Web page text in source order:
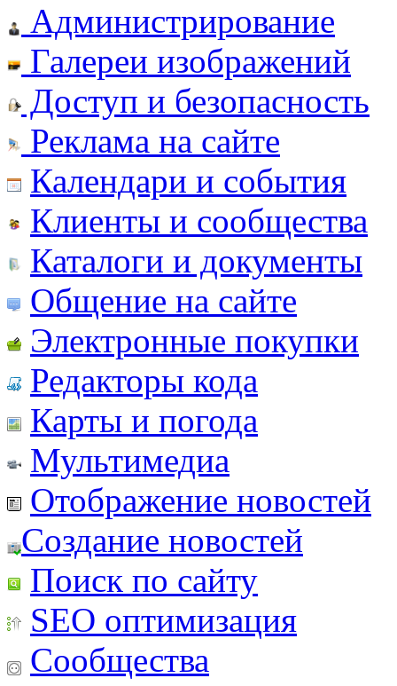
Администрирование
Галереи изображений
Доступ и безопасность
Реклама на сайте
Календари и события
Клиенты и сообщества
Каталоги и документы
Общение на сайте
Электронные покупки
Редакторы кода
Карты и погода
Мультимедиа
Отображение новостей
Создание новостей
Поиск по сайту
SEO оптимизация
Сообщества